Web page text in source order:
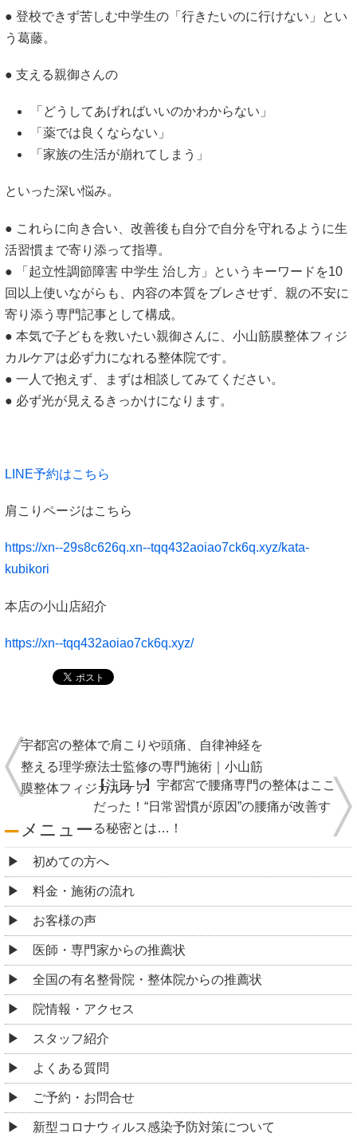
● 登校できず苦しむ中学生の「行きたいのに行けない」とい
う葛藤。
● 支える親御さんの
「どうしてあげればいいのかわからない」
「薬では良くならない」
「家族の生活が崩れてしまう」
といった深い悩み。
● これらに向き合い、改善後も自分で自分を守れるように生
活習慣まで寄り添って指導。
● 「起立性調節障害 中学生 治し方」というキーワードを10
回以上使いながらも、内容の本質をブレさせず、親の不安に
寄り添う専門記事として構成。
● 本気で子どもを救いたい親御さんに、小山筋膜整体フィジ
カルケアは必ず力になれる整体院です。
● 一人で抱えず、まずは相談してみてください。
● 必ず光が見えるきっかけになります。
LINE予約はこちら
肩こりページはこちら
https://xn--29s8c626q.xn--tqq432aoiao7ck6q.xyz/kata-
kubikori
本店の小山店紹介
https://xn--tqq432aoiao7ck6q.xyz/
宇都宮の整体で肩こりや頭痛、自律神経を
整える理学療法士監修の専門施術｜小山筋
膜整体フィジカルケア【注目！】宇都宮で腰痛専門の整体はここ
だった！“日常習慣が原因”の腰痛が改善す
る秘密とは…！
メニュー
初めての方へ
料金・施術の流れ
お客様の声
医師・専門家からの推薦状
全国の有名整骨院・整体院からの推薦状
院情報・アクセス
スタッフ紹介
よくある質問
ご予約・お問合せ
新型コロナウィルス感染予防対策について